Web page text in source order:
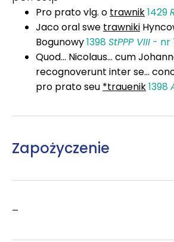
Pro prato vlg. o trawnik1429
Jaco oral swe trawniki
Bogunowy1398StPPP VIII - nr
Quod... Nicolaus... cum
recognoverunt inter se...
pro prato seu *trauenik1398
Zapożyczenie
–